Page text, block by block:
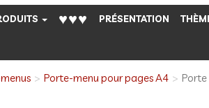
♥♥♥ PRÉSENTATION
Porte-menu pour pages A4